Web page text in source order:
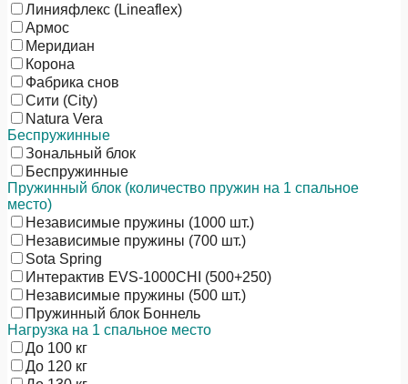
Линияфлекс (Lineaflex)
Армос
Меридиан
Корона
Фабрика снов
Сити (City)
Natura Vera
Беспружинные
Зональный блок
Беспружинные
Пружинный блок (количество пружин на 1 спальное
место)
Независимые пружины (1000 шт.)
Независимые пружины (700 шт.)
Sota Spring
Интерактив EVS-1000CHI (500+250)
Независимые пружины (500 шт.)
Пружинный блок Боннель
Нагрузка на 1 спальное место
До 100 кг
До 120 кг